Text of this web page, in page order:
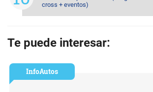
cross + eventos)
Te puede interesar:
InfoAutos